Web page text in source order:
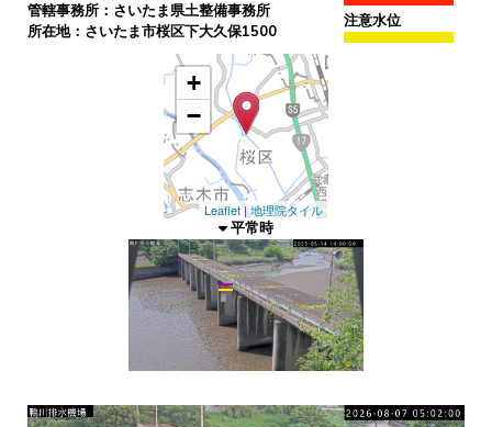
管轄事務所：さいたま県土整備事務所
所在地：さいたま市桜区下大久保1500
注意水位
+
−
Leaflet|地理院タイル
平常時